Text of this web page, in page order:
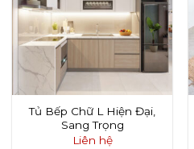
Tủ Bếp Chữ L Hiện Đại,
Sang Trọng
Liên hệ